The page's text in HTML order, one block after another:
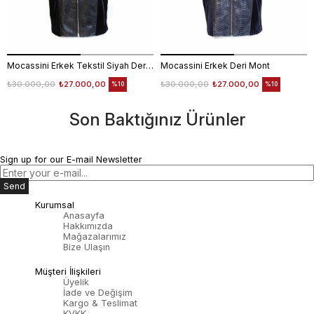
Mocassini Erkek Tekstil Siyah Deri Mont
₺27.000,00
₺30.000,00 %10
Mocassini Erkek Deri Mont
₺27.000,00
₺30.000,00 %10
Son Baktığınız Ürünler
Sign up for our E-mail Newsletter
Send
Kurumsal
Anasayfa
Hakkımızda
Mağazalarımız
Bize Ulaşın
Müşteri İlişkileri
Üyelik
İade ve Değişim
Kargo & Teslimat